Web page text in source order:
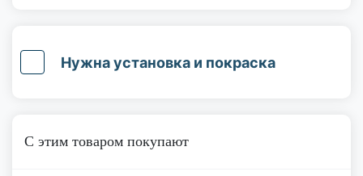
Нужна установка и покраска
С этим товаром покупают